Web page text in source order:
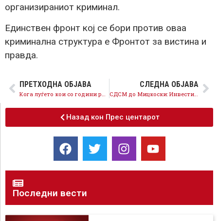
организираниот криминал.
Единствен фронт кој се бори против оваа
криминална структура е Фронтот за вистина и
правда.
ПРЕТХОДНА ОБЈАВА
Кога луѓето кои со години работеа за СДСМ ја продаваат верата за вечера
СЛЕДНА ОБЈАВА
СДСМ до Мицкоски: Инвестиции во дигитализација и луѓе или уништување на струја, екосистем и замена на младите?
Назад кон Прес центарот
Последни вести